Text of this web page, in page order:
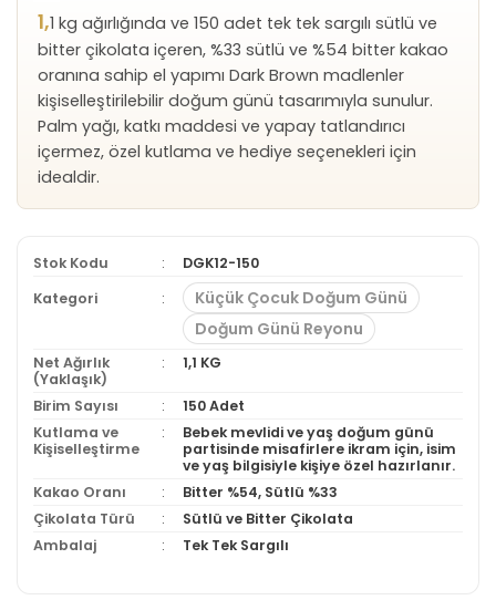
1,1 kg ağırlığında ve 150 adet tek tek sargılı sütlü ve
bitter çikolata içeren, %33 sütlü ve %54 bitter kakao
oranına sahip el yapımı Dark Brown madlenler
kişiselleştirilebilir doğum günü tasarımıyla sunulur.
Palm yağı, katkı maddesi ve yapay tatlandırıcı
içermez, özel kutlama ve hediye seçenekleri için
idealdir.
Stok Kodu
DGK12-150
Kategori
Küçük Çocuk Doğum Günü
Doğum Günü Reyonu
Net Ağırlık
(Yaklaşık)
1,1 KG
Birim Sayısı
150 Adet
Kutlama ve
Kişiselleştirme
Bebek mevlidi ve yaş doğum günü
partisinde misafirlere ikram için, isim
ve yaş bilgisiyle kişiye özel hazırlanır.
Kakao Oranı
Bitter %54, Sütlü %33
Çikolata Türü
Sütlü ve Bitter Çikolata
Ambalaj
Tek Tek Sargılı